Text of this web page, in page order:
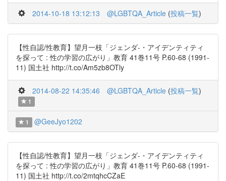
2014-10-18 13:12:13 @LGBTQA_Article (投稿一覧)
【性自認/性教育】望月一枝「ジェンダ-・アイデンティティ
を探って : 性の学習の広がり」教育 41巻11号 P.60-68 (1991-
11) 国土社 http://t.co/Am5zb8OTly
2014-08-22 14:35:46 @LGBTQA_Article (投稿一覧)
1
1 @GeeJyo1202
【性自認/性教育】望月一枝「ジェンダ-・アイデンティティ
を探って : 性の学習の広がり」教育 41巻11号 P.60-68 (1991-
11) 国土社 http://t.co/2mtqhcCZaE